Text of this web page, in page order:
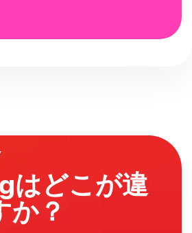
はどこが違
か？